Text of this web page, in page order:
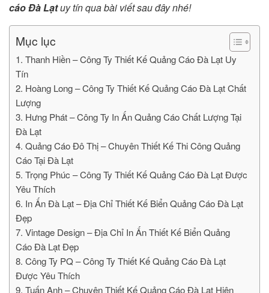
cáo Đà Lạtuy tín qua bài viết sau đây nhé!
Mục lục
1. Thanh Hiền – Công Ty Thiết Kế Quảng Cáo Đà Lạt Uy
Tín
2. Hoàng Long – Công Ty Thiết Kế Quảng Cáo Đà Lạt Chất
Lượng
3. Hưng Phát – Công Ty In Ấn Quảng Cáo Chất Lượng Tại
Đà Lạt
4. Quảng Cáo Đô Thị – Chuyên Thiết Kế Thi Công Quảng
Cáo Tại Đà Lạt
5. Trọng Phúc – Công Ty Thiết Kế Quảng Cáo Đà Lạt Được
Yêu Thích
6. In Ấn Đà Lạt – Địa Chỉ Thiết Kế Biển Quảng Cáo Đà Lạt
Đẹp
7. Vintage Design – Địa Chỉ In Ấn Thiết Kế Biển Quảng
Cáo Đà Lạt Đẹp
8. Công Ty PQ – Công Ty Thiết Kế Quảng Cáo Đà Lạt
Được Yêu Thích
9. Tuấn Anh – Chuyên Thiết Kế Quảng Cáo Đà Lạt Hiện